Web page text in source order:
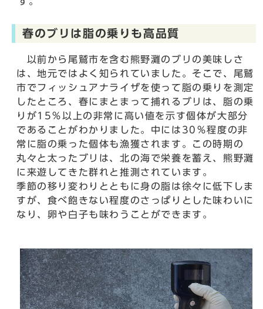
春のブリは脂の乗りも高品質
以前から尾鷲市を含む熊野灘のブリの美味しさ
は、地元ではよく知られていました。そこで、尾鷲
市でフィッシュアナライザを使って脂の乗りを測定
したところ、春にまとまって捕れるブリは、脂の乗
りが15％以上の非常に高い値を示す個体が大部分
であることがわかりました。中には30％程度の非
常に脂の乗った個体も漁獲されます。この時期の
丸々と太ったブリは、北の海で栄養を蓄え、熊野灘
に来遊してきた群れと推測されています。
季節の移り変わりとともに身の脂は徐々に低下しま
すが、食べ飽きない程度のさっぱりとした味わいに
なり、卵や白子も味わうことができます。